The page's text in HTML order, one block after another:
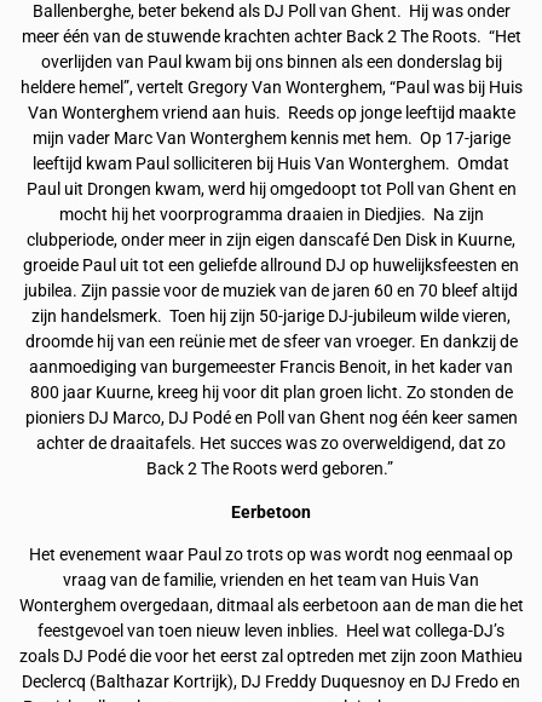
Ballenberghe, beter bekend als DJ Poll van Ghent. Hij was onder
meer één van de stuwende krachten achter Back 2 The Roots. “Het
overlijden van Paul kwam bij ons binnen als een donderslag bij
heldere hemel”, vertelt Gregory Van Wonterghem, “Paul was bij Huis
Van Wonterghem vriend aan huis. Reeds op jonge leeftijd maakte
mijn vader Marc Van Wonterghem kennis met hem. Op 17-jarige
leeftijd kwam Paul solliciteren bij Huis Van Wonterghem. Omdat
Paul uit Drongen kwam, werd hij omgedoopt tot Poll van Ghent en
mocht hij het voorprogramma draaien in Diedjies. Na zijn
clubperiode, onder meer in zijn eigen danscafé Den Disk in Kuurne,
groeide Paul uit tot een geliefde allround DJ op huwelijksfeesten en
jubilea. Zijn passie voor de muziek van de jaren 60 en 70 bleef altijd
zijn handelsmerk. Toen hij zijn 50-jarige DJ-jubileum wilde vieren,
droomde hij van een reünie met de sfeer van vroeger. En dankzij de
aanmoediging van burgemeester Francis Benoit, in het kader van
800 jaar Kuurne, kreeg hij voor dit plan groen licht. Zo stonden de
pioniers DJ Marco, DJ Podé en Poll van Ghent nog één keer samen
achter de draaitafels. Het succes was zo overweldigend, dat zo
Back 2 The Roots werd geboren.”
Eerbetoon
Het evenement waar Paul zo trots op was wordt nog eenmaal op
vraag van de familie, vrienden en het team van Huis Van
Wonterghem overgedaan, ditmaal als eerbetoon aan de man die het
feestgevoel van toen nieuw leven inblies. Heel wat collega-DJ’s
zoals DJ Podé die voor het eerst zal optreden met zijn zoon Mathieu
Declercq (Balthazar Kortrijk), DJ Freddy Duquesnoy en DJ Fredo en